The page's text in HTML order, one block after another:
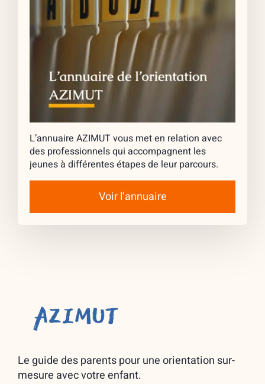
L’annuaire AZIMUT vous met en relation avec
des professionnels qui accompagnent les
jeunes à différentes étapes de leur parcours.
Voir l’annuaire
Le guide des parents pour une orientation sur-
mesure avec votre enfant.